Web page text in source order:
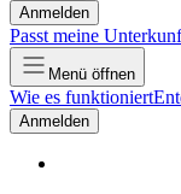
Anmelden
Passt meine
Menü öffnen
Wie es funktioniert
Anmelden